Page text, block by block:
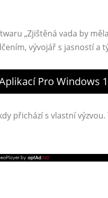
„Zjištěná vada by
vývojář s jasností a
Pro Windows
přichází s vlastní